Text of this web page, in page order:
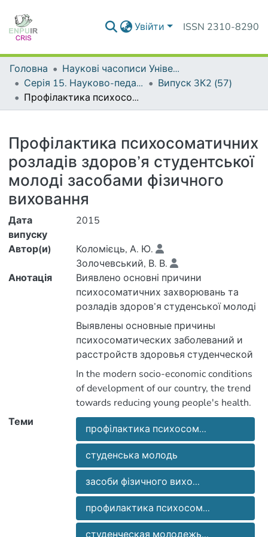
Увійти ISSN 2310-8290
Головна
Наукові часописи Університету
Серія 15. Науково-педагогічні проблеми фізичної культури (фізична культура і спорт)
Випуск 3К2 (57)
Профілактика психосоматичних розладів здоров’я студентської молоді засобами фізичного виховання
Профілактика психосоматичних
розладів здоров’я студентської
молоді засобами фізичного
виховання
Дата
випуску
2015
Автор(и)
Коломієць, А. Ю.
Золочевський, В. В.
Анотація
Виявлено основні причини
психосоматичних захворювань та
розладів здоров’я студенської молоді
під час навчання. Визначено засоби
фізичного виховання спрямовані на
профілактику психосоматичних
розладів здоров’я студентів залежно
від характеру їх захворювань.
Выявлены основные причины
психосоматических заболеваний и
расстройств здоровья студенческой
молодежи во время обучения.
Определены средства физического
воспитания, направленные на
расстройств здоров’я студентов в
зависимости от характера их
заболеваний.
In the modern socio-economic conditions
of development of our country, the trend
towards reducing young people's health.
This, in particular, due to the great fatigue
of student young people from significant
academic load, the failure mode of the day,
the distribution among them of bad habits,
resulting in reduced levels of physical
activity of students, leading to increased
morbidity and psychosomatic disorders,
which manifest themselves in poor health
in the absence of structural changes in
Теми
профілактика психосом...
студенська молодь
засоби фізичного вихо...
профилактика психосом...